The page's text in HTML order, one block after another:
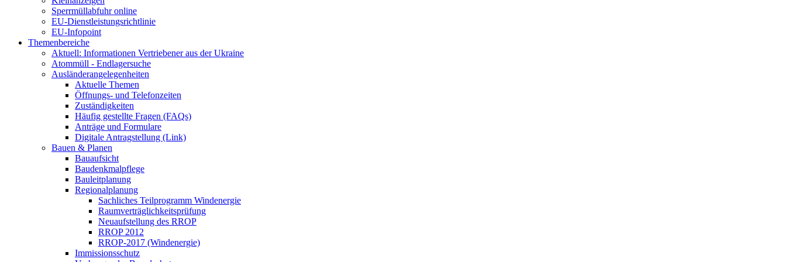
Sperrmüllabfuhr online
EU-Dienstleistungsrichtlinie
EU-Infopoint
Themenbereiche
Aktuell: Informationen Vertriebener aus der Ukraine
Atommüll - Endlagersuche
Ausländerangelegenheiten
Aktuelle Themen
Öffnungs- und Telefonzeiten
Zuständigkeiten
Häufig gestellte Fragen (FAQs)
Anträge und Formulare
Digitale Antragstellung (Link)
Bauen & Planen
Bauaufsicht
Baudenkmalpflege
Bauleitplanung
Regionalplanung
Sachliches Teilprogramm Windenergie
Raumverträglichkeitsprüfung
Neuaufstellung des RROP
RROP 2012
RROP-2017 (Windenergie)
Immissionsschutz